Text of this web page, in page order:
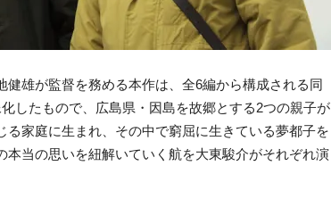
健雄が監督を務める本作は、全6編から構成される同
したもので、広島県・因島を故郷とする2つの親子が
家庭に生まれ、その中で窮屈に生きている夢都子を
当の思いを紐解いていく航を大東駿介がそれぞれ演